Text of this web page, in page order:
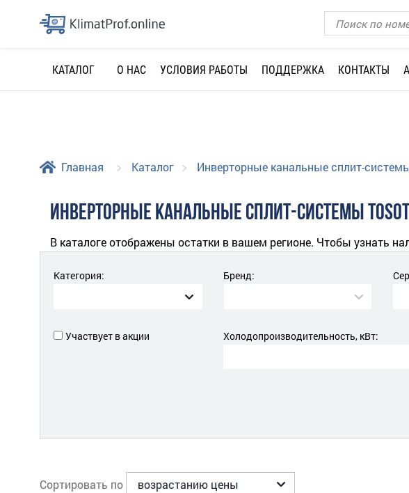
КАТАЛОГ О НАС УСЛОВИЯ РАБОТЫ ПОДДЕРЖКА КОНТАКТЫ
Главная Каталог Инверторные канальные сплит-
ИНВЕРТОРНЫЕ КАНАЛЬНЫЕ СПЛИТ-СИСТЕМЫ TOSOT
В каталоге отображены остатки в вашем регионе. Чтобы узнать
Категория: Бренд:
Участвует в акции Холодопроизводительность, кВт:
Сортировать по